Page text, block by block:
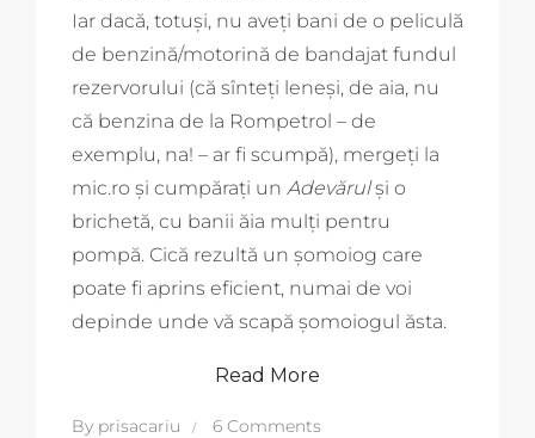
Iar dacă, totuși, nu aveți bani de o peliculă
de benzină/motorină de bandajat fundul
rezervorului (că sînteți leneși, de aia, nu
că benzina de la Rompetrol – de
exemplu, na! – ar fi scumpă), mergeți la
mic.ro și cumpărați un Adevărulși o
brichetă, cu banii ăia mulți pentru
pompă. Cică rezultă un șomoiog care
poate fi aprins eficient, numai de voi
depinde unde vă scapă șomoiogul ăsta.
Read More
By prisacariu
6 Comments